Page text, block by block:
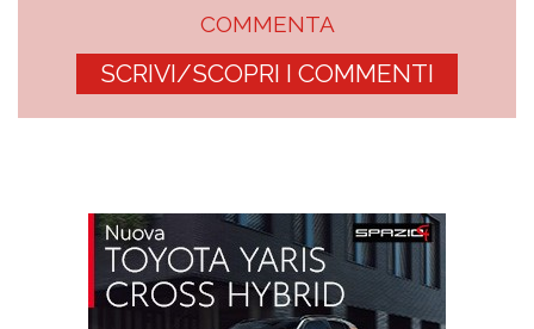
COMMENTA
SCRIVI/SCOPRI I COMMENTI